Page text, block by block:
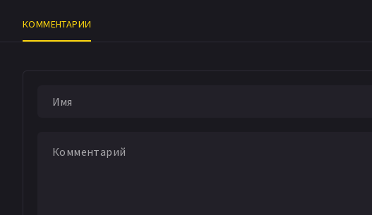
КОММЕНТАРИИ